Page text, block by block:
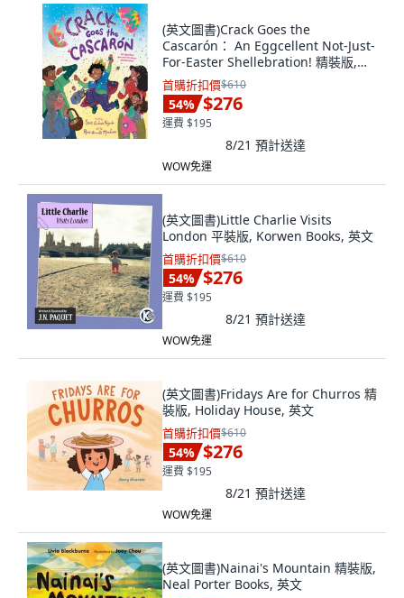
(英文圖書)Crack Goes the
Cascarón： An Eggcellent Not-Just-
For-Easter Shellebration! 精裝版,
Alfred A. Knopf Books for Y..., 英文
首購折扣價$610
54% $276
運費 $195
8/21 預計送達
WOW免運
(英文圖書)Little Charlie Visits
London 平裝版, Korwen Books, 英文
首購折扣價$610
54% $276
運費 $195
8/21 預計送達
WOW免運
(英文圖書)Fridays Are for Churros 精
裝版, Holiday House, 英文
首購折扣價$610
54% $276
運費 $195
8/21 預計送達
WOW免運
(英文圖書)Nainai's Mountain 精裝版,
Neal Porter Books, 英文